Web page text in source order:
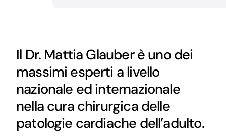
Il Dr. Mattia Glauber è uno dei
massimi esperti a livello
nazionale ed internazionale
nella cura chirurgica delle
patologie cardiache dell’adulto.